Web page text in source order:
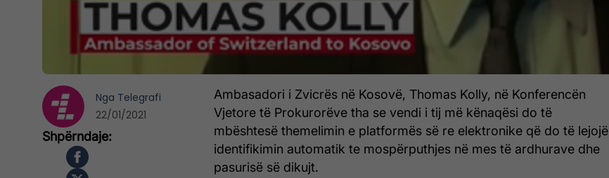
Ambasadori i Zvicrës në Kosovë, Thomas Kolly, në Konferencën
Vjetore të Prokurorëve tha se vendi i tij më kënaqësi do të
mbështesë themelimin e platformës së re elektronike që do të lejojë
identifikimin automatik te mospërputhjes në mes të ardhurave dhe
pasurisë së dikujt.
Nga Telegrafi
22/01/2021